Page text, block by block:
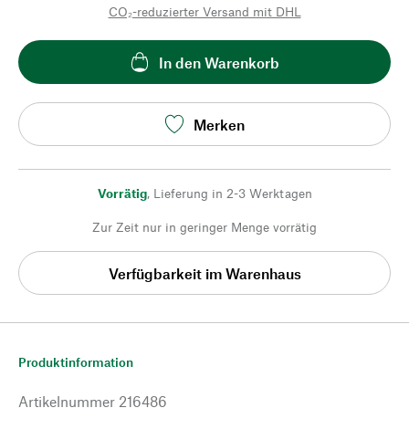
CO₂-reduzierter Versand mit DHL
In den Warenkorb
Merken
Vorrätig, Lieferung in 2-3 Werktagen
Zur Zeit nur in geringer Menge vorrätig
Verfügbarkeit im Warenhaus
Produktinformation
Artikelnummer 216486